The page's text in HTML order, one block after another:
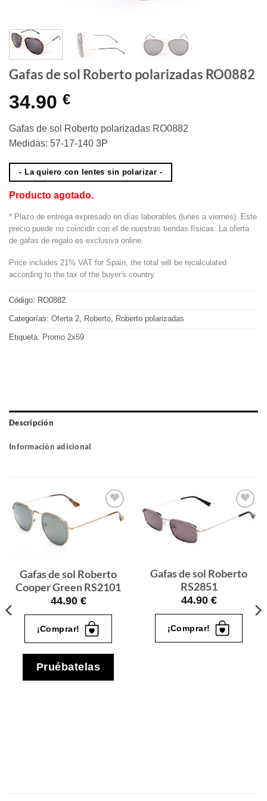
Gafas de sol Roberto polarizadas RO0882
34.90 €
Gafas de sol Roberto polarizadas RO0882
Medidas: 57-17-140 3P
- La quiero con lentes sin polarizar -
Producto agotado.
* Plazo de entrega expresado en días laborables (lunes a viernes). Este
precio puede no coincidir con el de nuestras tiendas físicas. La oferta
de gafas de regalo es exclusiva online.
Price includes 21% VAT for Spain, the total will be recalculated
according to the tax of the buyer's country.
Código: RO0882
Categorías: Oferta 2 Roberto Roberto polarizadas
Etiqueta: Promo 2x59
Descripción
Información adicional
Gafas
de sol
Gafas de sol Roberto
Cooper Green RS2101
44.90 €
¡Comprar!
Pruébatelas
Gafas
Gafas de sol Roberto
RS2851
44.90 €
¡Comprar!